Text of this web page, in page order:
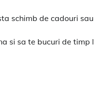
schimb de cadouri
si sa te bucuri de timp